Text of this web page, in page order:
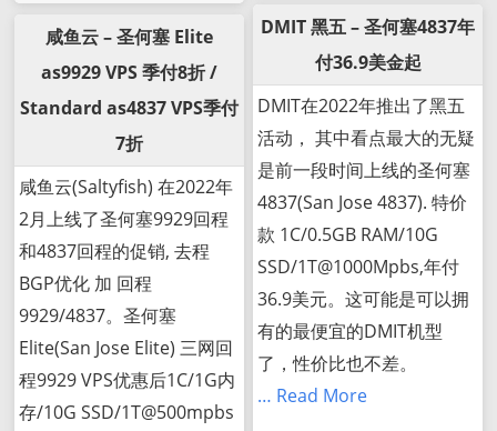
咸鱼云 – 圣何塞 Elite
as9929 VPS 季付8折 /
Standard as4837 VPS季付
7折
咸鱼云(Saltyfish) 在2022年
2月上线了圣何塞9929回程
和4837回程的促销, 去程
BGP优化 加 回程
9929/4837。圣何塞
Elite(San Jose Elite) 三网回
程9929 VPS优惠后1C/1G内
存/10G SSD/1T@500mpbs
DMIT 黑五 – 圣何塞4837年
付36.9美金起
DMIT在2022年推出了黑五
活动， 其中看点最大的无疑
是前一段时间上线的圣何塞
4837(San Jose 4837). 特价
款 1C/0.5GB RAM/10G
SSD/1T@1000Mpbs,年付
36.9美元。这可能是可以拥
有的最便宜的DMIT机型
了，性价比也不差。
… Read More